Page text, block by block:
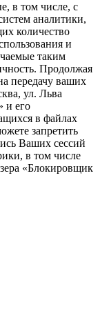
в том числе, с
аналитики,
количество
и
таким
Продолжая
передачу ваших
ул. Льва
и его
в файлах
запретить
Ваших сессий
в том числе
«Блокировщик